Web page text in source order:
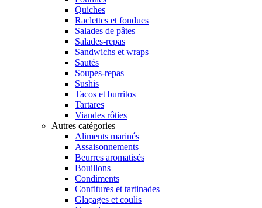
Quiches
Raclettes et fondues
Salades de pâtes
Salades-repas
Sandwichs et wraps
Sautés
Soupes-repas
Sushis
Tacos et burritos
Tartares
Viandes rôties
Autres catégories
Aliments marinés
Assaisonnements
Beurres aromatisés
Bouillons
Condiments
Confitures et tartinades
Glaçages et coulis